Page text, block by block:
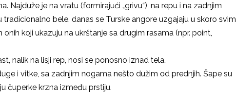
Najduže je na vratu (formirajući „grivu“), na repu i na zadnjim
tradicionalno bele, danas se Turske angore uzgajaju u skoro svim
koji ukazuju na ukrštanje sa drugim rasama (npr. point,
nalik na lisji rep, nosi se ponosno iznad tela.
i vitke, sa zadnjim nogama nešto dužim od prednjih. Šape su
čuperke krzna između prstiju.